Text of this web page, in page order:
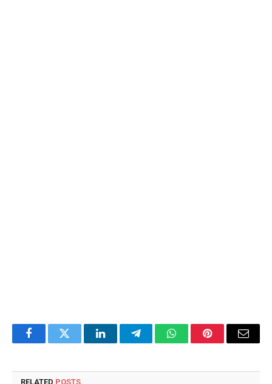
FacebookTwitter LinkedInTelegramWhatsAppPinterestEmail
RELATED POSTS